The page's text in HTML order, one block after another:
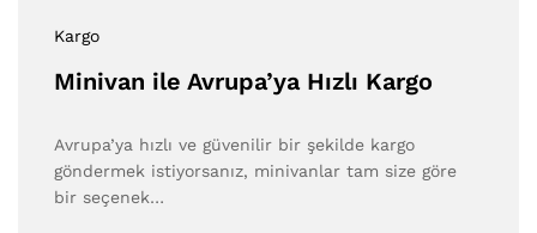
Kargo
Minivan ile Avrupa’ya Hızlı Kargo
Avrupa’ya hızlı ve güvenilir bir şekilde kargo
göndermek istiyorsanız, minivanlar tam size göre
bir seçenek…